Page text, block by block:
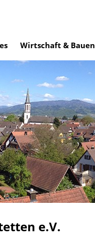
Wirtschaft & Bauen
e.V.